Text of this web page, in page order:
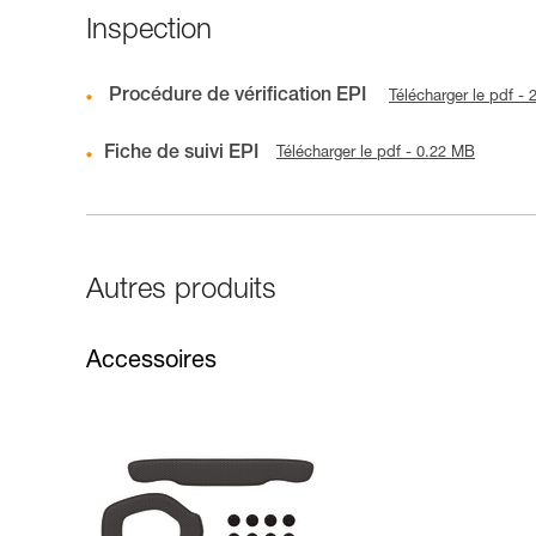
Inspection
Procédure de vérification EPI Télécharger le pdf -
Fiche de suivi EPI Télécharger le pdf - 0.22 MB
Autres produits
Accessoires